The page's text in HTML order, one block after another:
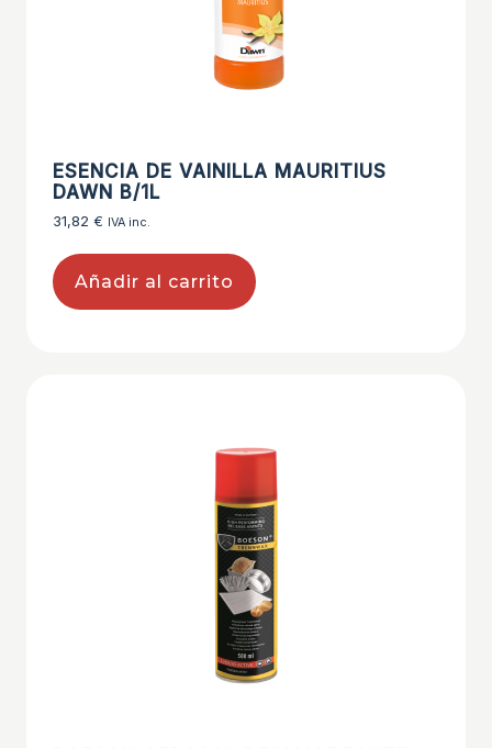
ESENCIA DE VAINILLA MAURITIUS
DAWN B/1L
31,82 € IVA inc.
Añadir al carrito